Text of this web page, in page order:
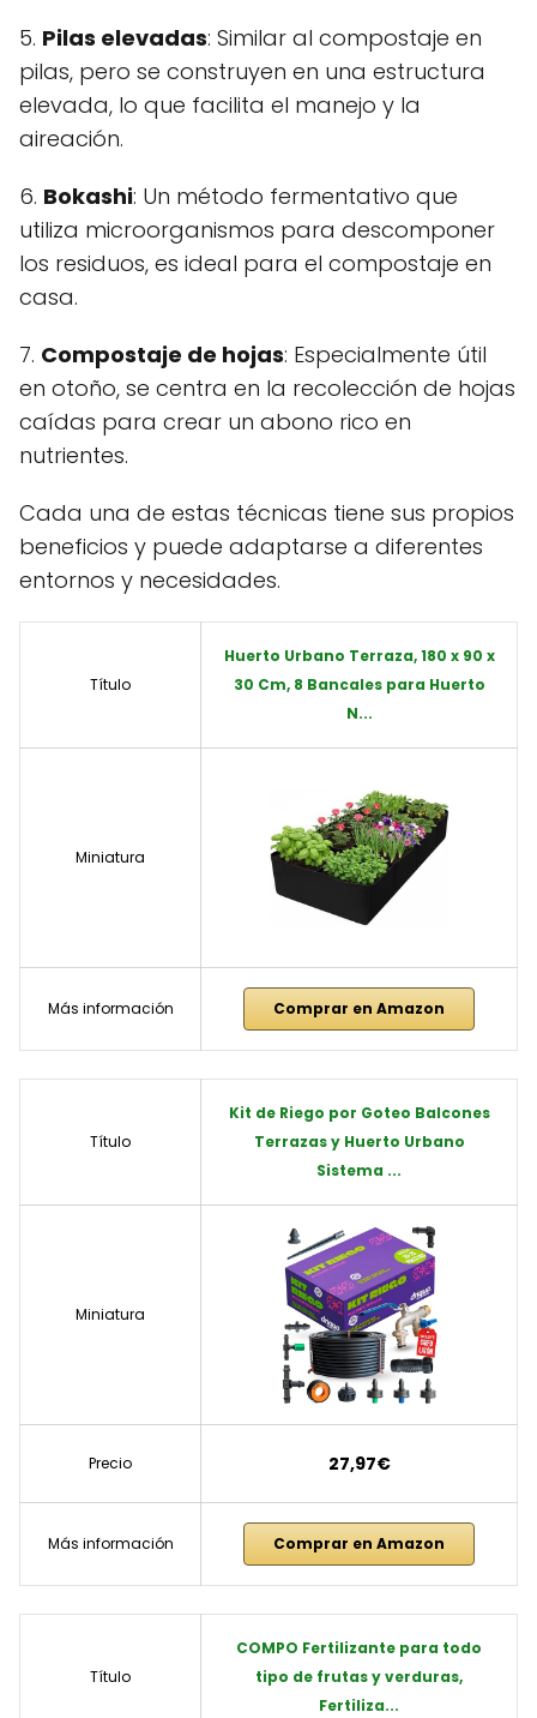
5. Pilas elevadas: Similar al compostaje en
pilas, pero se construyen en una estructura
elevada, lo que facilita el manejo y la
aireación.
6. Bokashi: Un método fermentativo que
utiliza microorganismos para descomponer
los residuos, es ideal para el compostaje en
casa.
7. Compostaje de hojas: Especialmente útil
en otoño, se centra en la recolección de hojas
caídas para crear un abono rico en
nutrientes.
Cada una de estas técnicas tiene sus propios
beneficios y puede adaptarse a diferentes
entornos y necesidades.
Título
Huerto Urbano Terraza, 180 x 90 x
30 Cm, 8 Bancales para Huerto
N...
Miniatura
Más información Comprar en Amazon
Título
Kit de Riego por Goteo Balcones
Terrazas y Huerto Urbano
Sistema ...
Miniatura
Precio 27,97€
Más información Comprar en Amazon
Título
COMPO Fertilizante para todo
tipo de frutas y verduras,
Fertiliza...